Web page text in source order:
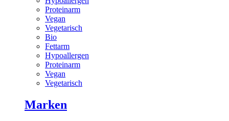
Proteinarm
Vegan
Vegetarisch
Bio
Fettarm
Hypoallergen
Proteinarm
Vegan
Vegetarisch
Marken